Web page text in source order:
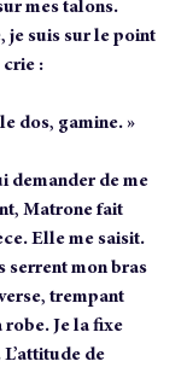
mes talons.
je suis sur le point
:
dos, gamine. »
demander de me
Matrone fait
Elle me saisit.
serrent mon bras
trempant
Je la fixe
de